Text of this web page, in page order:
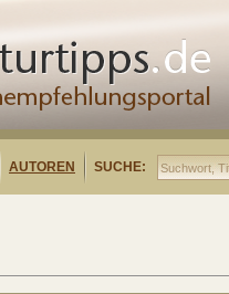
AUTOREN SUCHE: